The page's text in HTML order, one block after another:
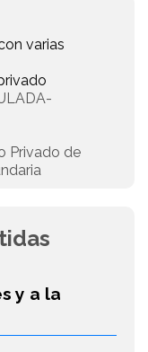
varias
Privado de
y a la